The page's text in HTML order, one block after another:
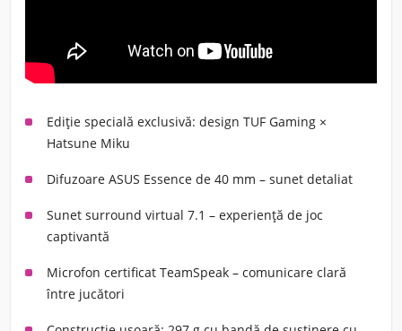
Ediție specială exclusivă: design TUF Gaming ×
Hatsune Miku
Difuzoare ASUS Essence de 40 mm – sunet detaliat
Sunet surround virtual 7.1 – experiență de joc
captivantă
Microfon certificat TeamSpeak – comunicare clară
între jucători